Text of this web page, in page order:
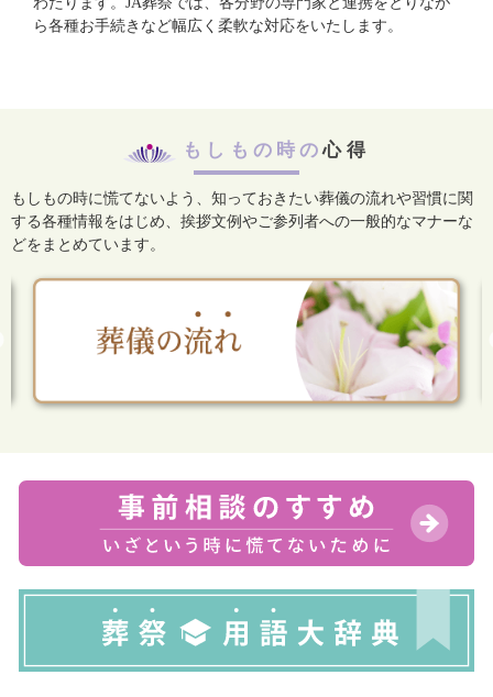
ら各種お手続きなど幅広く柔軟な対応をいたします。
もしもの時の心得
もしもの時に慌てないよう、知っておきたい葬儀の流れや習慣に関
する各種情報をはじめ、 挨拶文例やご参列者への一般的なマナーな
どをまとめています。